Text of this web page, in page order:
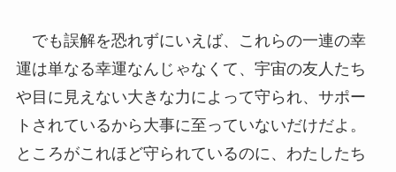
でも誤解を恐れずにいえば、これらの一連の幸
運は単なる幸運なんじゃなくて、宇宙の友人たち
や目に見えない大きな力によって守られ、サポー
トされているから大事に至っていないだけだよ。
ところがこれほど守られているのに、わたしたち